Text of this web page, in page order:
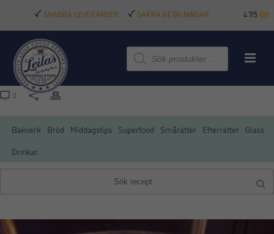
SNABBA LEVERANSER SÄKRA BETALNINGAR 4.7/5
Produktsökning
0
Bakverk Bröd Middagstips Superfood Smårätter Efterrätter Glass
Drinkar